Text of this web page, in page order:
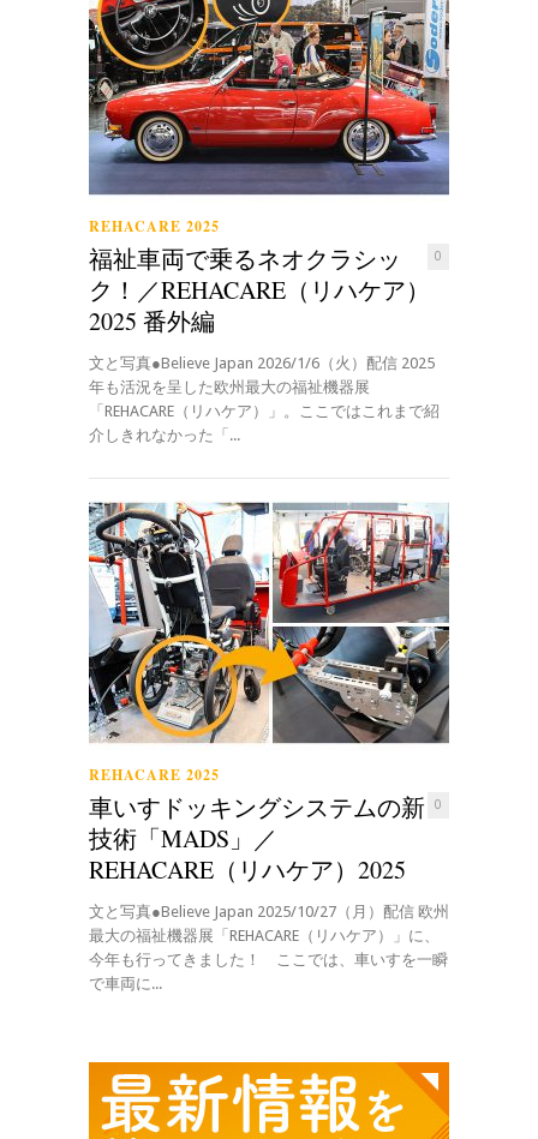
REHACARE 2025
0
福祉車両で乗るネオクラシッ
ク！／REHACARE（リハケア）
2025 番外編
文と写真●Believe Japan 2026/1/6（火）配信 2025
年も活況を呈した欧州最大の福祉機器展
「REHACARE（リハケア）」。ここではこれまで紹
介しきれなかった「...
REHACARE 2025
0
車いすドッキングシステムの新
技術「MADS」／
REHACARE（リハケア）2025
文と写真●Believe Japan 2025/10/27（月）配信 欧州
最大の福祉機器展「REHACARE（リハケア）」に、
今年も行ってきました！ ここでは、車いすを一瞬
で車両に...